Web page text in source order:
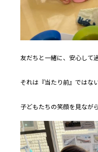
友だちと一緒に、安心して
それは『当たり前』ではな
子どもたちの笑顔を見なが